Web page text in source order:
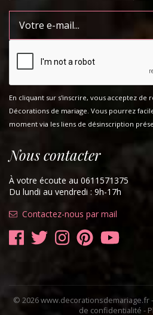
En cliquant sur s'inscrire, vous acceptez de
Décorations de mariage. Vous pourrez
moment via les liens de désinscription
Nous contacter
À votre écoute au 0611571375
Du lundi au vendredi : 9h-17h
Contactez-nous par mail
© 2026 www.decorationsdemariage.fr -
de confidentialité -